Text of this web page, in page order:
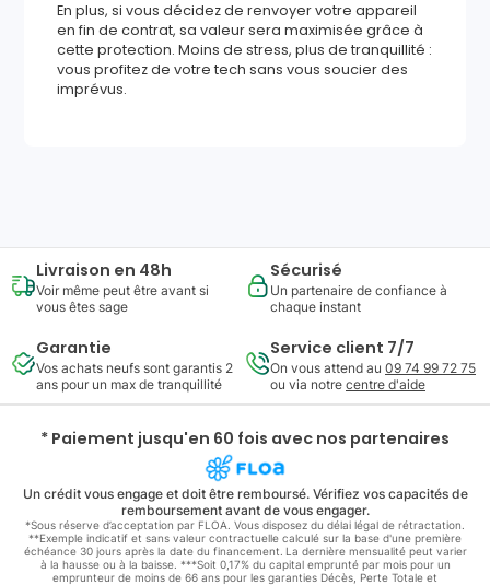
En plus, si vous décidez de renvoyer votre appareil
en fin de contrat, sa valeur sera maximisée grâce à
cette protection. Moins de stress, plus de tranquillité :
vous profitez de votre tech sans vous soucier des
imprévus.
Livraison en 48h
Voir même peut être avant si
vous êtes sage
Sécurisé
Un partenaire de confiance à
chaque instant
Garantie
Vos achats neufs sont garantis 2
ans pour un max de tranquillité
Service client 7/7
On vous attend au 09 74 99 72 75
ou via notre centre d'aide
* Paiement jusqu'en 60 fois avec nos partenaires
Un crédit vous engage et doit être remboursé. Vérifiez vos capacités de
remboursement avant de vous engager.
*Sous réserve d’acceptation par FLOA. Vous disposez du délai légal de rétractation.
**Exemple indicatif et sans valeur contractuelle calculé sur la base d'une première
échéance 30 jours après la date du financement. La dernière mensualité peut varier
à la hausse ou à la baisse. ***Soit 0,17% du capital emprunté par mois pour un
emprunteur de moins de 66 ans pour les garanties Décès, Perte Totale et